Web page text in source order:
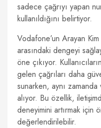
sadece çağrıyı yapan
kullanıldığını belirtiyor.
Vodafone’un Arayan
arasındaki dengeyi
öne çıkıyor.
gelen çağrıları daha
sunarken, aynı
alıyor. Bu özellik,
deneyimini artırmak için
değerlendirilebilir.